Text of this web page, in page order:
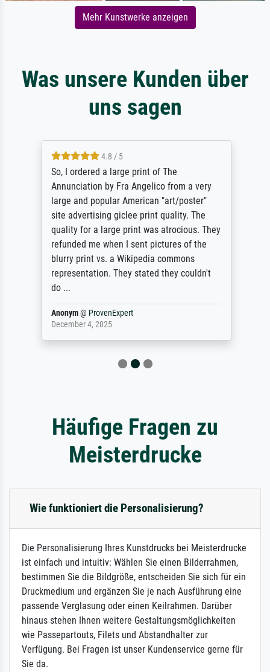
Mehr Kunstwerke anzeigen
Was unsere Kunden über
uns sagen
4.8 / 5
So, I ordered a large print of The
Annunciation by Fra Angelico from a very
large and popular American "art/poster"
site advertising giclee print quality. The
quality for a large print was atrocious. They
refunded me when I sent pictures of the
blurry print vs. a Wikipedia commons
representation. They stated they couldn't
do ...
Anonym@ ProvenExpert
December 4, 2025
Häufige Fragen zu
Meisterdrucke
Wie funktioniert die Personalisierung?
Die Personalisierung Ihres Kunstdrucks bei Meisterdrucke
ist einfach und intuitiv: Wählen Sie einen Bilderrahmen,
bestimmen Sie die Bildgröße, entscheiden Sie sich für ein
Druckmedium und ergänzen Sie je nach Ausführung eine
passende Verglasung oder einen Keilrahmen. Darüber
hinaus stehen Ihnen weitere Gestaltungsmöglichkeiten
wie Passepartouts, Filets und Abstandhalter zur
Verfügung. Bei Fragen ist unser Kundenservice gerne für
Sie da.